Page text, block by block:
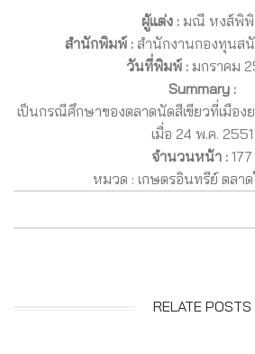
ผู้แต่ง : มณี หงส์พิ
สำนักพิมพ์ : สำนักงานกองทุนส
วันที่พิมพ์ :มกราคม
Summary :
เป็นกรณีศึกษาของตลาดนัดสีเขียวที่เมืองย
เมื่อ 24 พ.ค. 2551
จำนวนหน้า : 177
หมวด : เกษตรอินทรีย์ ตลาด
RELATE POSTS